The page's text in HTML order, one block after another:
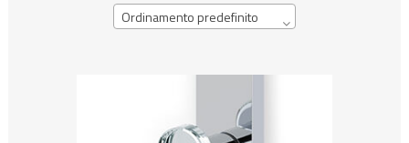
Ordinamento predefinito